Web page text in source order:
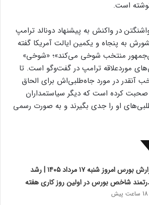
است.
در واکنش به پیشنهاد دونالد ترامپ
به پنجاه و یکمین ایالت آمریکا گفته
منتخب شوخی می‌کند»؛ «شوخی»
موردعلاقه ترامپ در گفت‌وگو است. تا
آنقدر در مورد جاه‌طلبی‌اش برای الحاق
صحبت کرده است که دیگر سیاستمداران
او را جدی بگیرند و به صورت رسمی
گزارش بورس امروز شنبه ۱۷ مرداد ۱۴۰۵ | رشد
شاخص بورس در اولین روز کاری هفته
18 ساعت پیش